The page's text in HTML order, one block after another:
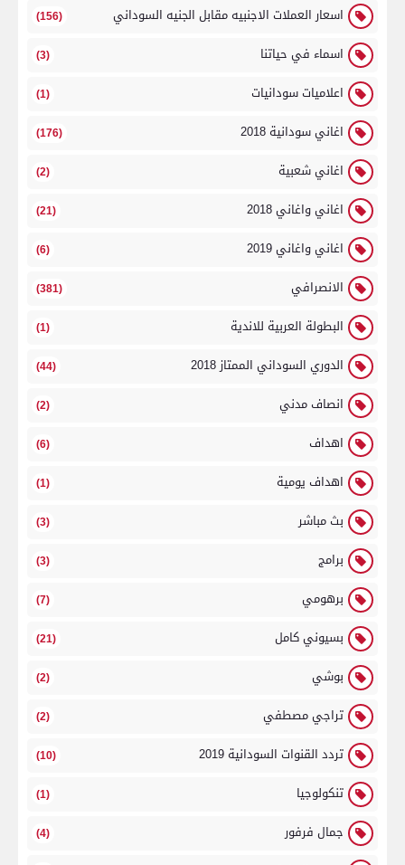
اسعار العملات الاجنبيه مقابل الجنيه السوداني (156)
اسماء في حياتنا (3)
اعلاميات سودانيات (1)
اغاني سودانية 2018 (176)
اغاني شعبية (2)
اغاني واغاني 2018 (21)
اغاني واغاني 2019 (6)
الانصرافي (381)
البطولة العربية للاندية (1)
الدوري السوداني الممتاز 2018 (44)
انصاف مدني (2)
اهداف (6)
اهداف يومية (1)
بث مباشر (3)
برامج (3)
برهومي (7)
بسيوني كامل (21)
بوشي (2)
تراجي مصطفي (2)
تردد القنوات السودانية 2019 (10)
تنكولوجيا (1)
جمال فرفور (4)